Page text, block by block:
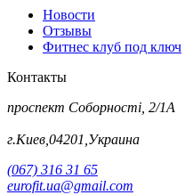
Новости
Отзывы
Фитнес клуб под ключ
Контакты
проспект Соборності, 2/1А
г.Киев,04201,Украина
(067) 316 31 65
eurofit.ua@gmail.com